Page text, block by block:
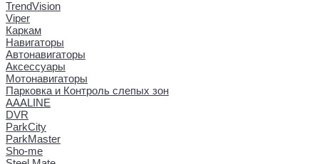
TrendVision
Viper
Каркам
Навигаторы
Автонавигаторы
Аксессуары
Мотонавигаторы
Парковка и Контроль слепых зон
AAALINE
DVR
ParkCity
ParkMaster
Sho-me